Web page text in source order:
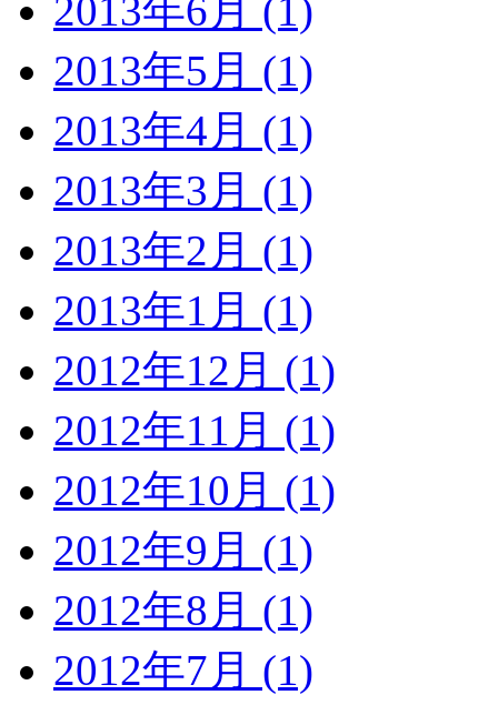
2013年6月 (1)
2013年5月 (1)
2013年4月 (1)
2013年3月 (1)
2013年2月 (1)
2013年1月 (1)
2012年12月 (1)
2012年11月 (1)
2012年10月 (1)
2012年9月 (1)
2012年8月 (1)
2012年7月 (1)